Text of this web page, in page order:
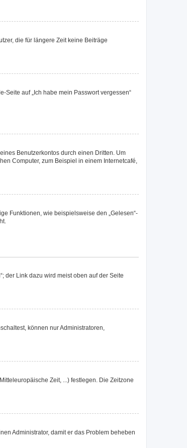
die für längere Zeit keine Beiträge
Seite auf „Ich habe mein Passwort vergessen“
Benutzerkontos durch einen Dritten. Um
Computer, zum Beispiel in einem Internetcafé,
Funktionen, wie beispielsweise den „Gelesen“-
der Link dazu wird meist oben auf der Seite
können nur Administratoren,
Zeit, ...) festlegen. Die Zeitzone
Administrator, damit er das Problem beheben